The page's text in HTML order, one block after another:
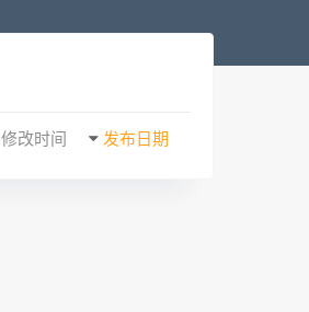
发布日期
修改时间